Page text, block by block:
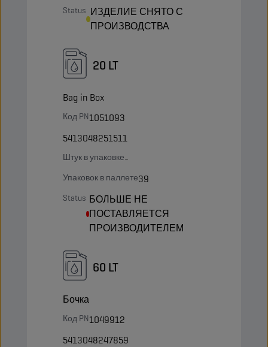
Status ИЗДЕЛИЕ СНЯТО С
ПРОИЗВОДСТВА
20 LT
Bag in Box
Код PN1051093
5413048251511
Штук в упаковке-
Упаковок в паллете39
Status БОЛЬШЕ НЕ
ПОСТАВЛЯЕТСЯ
ПРОИЗВОДИТЕЛЕМ
60 LT
Бочка
Код PN1049912
5413048247859